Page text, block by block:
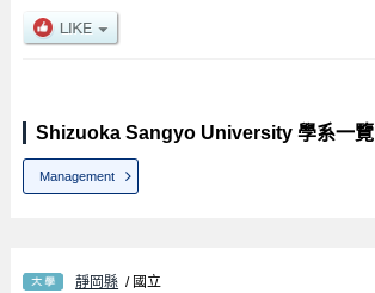
Shizuoka Sangyo University 學系一覽
Management
靜岡縣 / 國立